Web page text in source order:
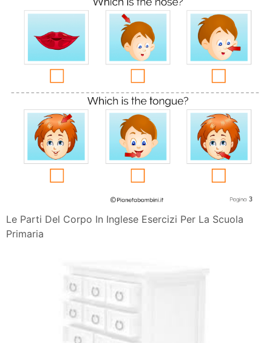
Le Parti Del Corpo In Inglese Esercizi Per La Scuola
Primaria